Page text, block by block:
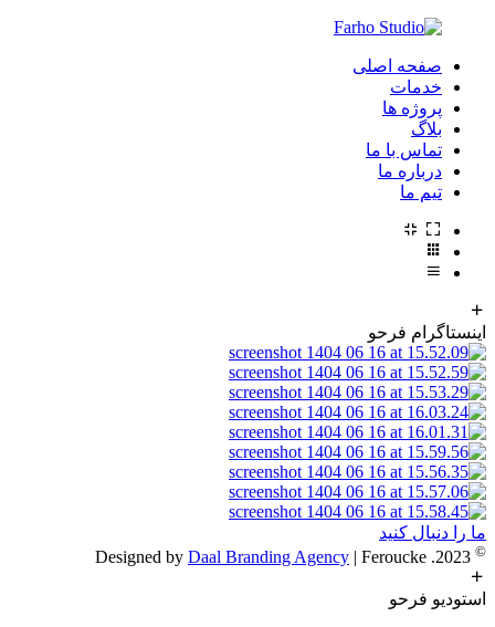
صفحه اصلی
خدمات
پروژه ها
بلاگ
تماس با ما
درباره ما
تیم ما
اینستاگرام فرحو
ما را دنبال کنید
©
Daal Branding Agency | Feroucke
استودیو فرحو